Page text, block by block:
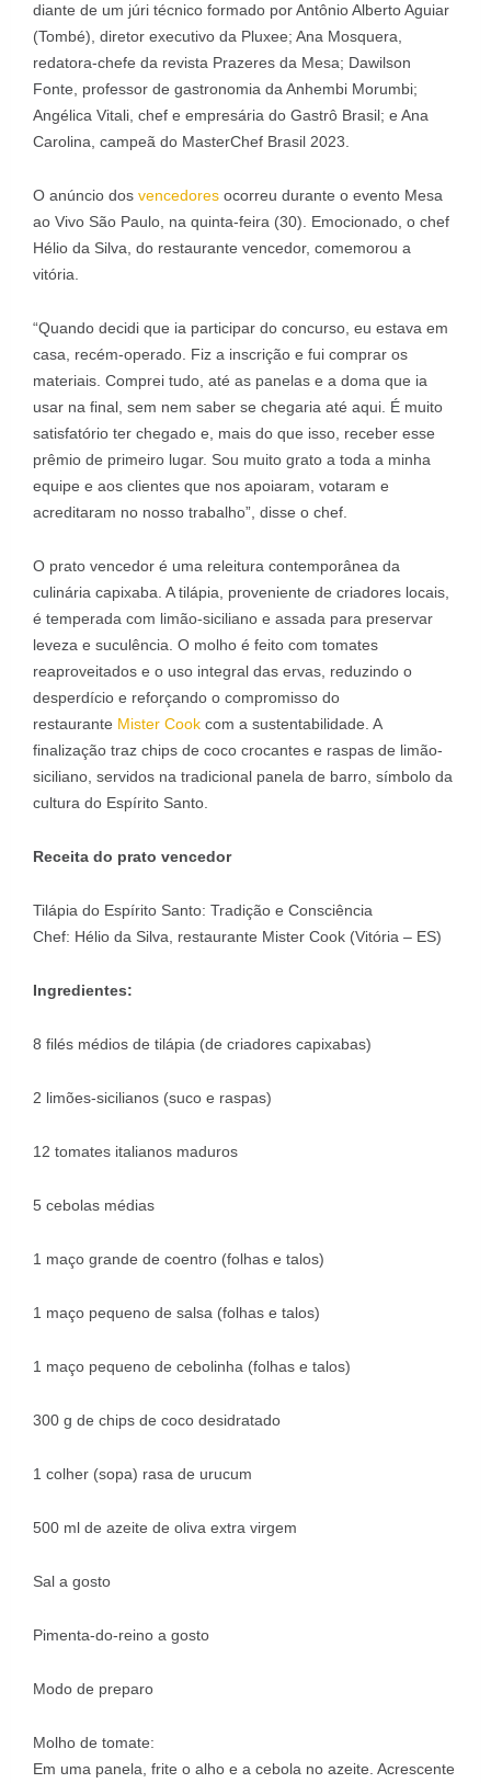
diante de um júri técnico formado por Antônio Alberto Aguiar
(Tombé), diretor executivo da Pluxee; Ana Mosquera,
redatora-chefe da revista Prazeres da Mesa; Dawilson
Fonte, professor de gastronomia da Anhembi Morumbi;
Angélica Vitali, chef e empresária do Gastrô Brasil; e Ana
Carolina, campeã do MasterChef Brasil 2023.
O anúncio dos vencedores ocorreu durante o evento Mesa
ao Vivo São Paulo, na quinta-feira (30). Emocionado, o chef
Hélio da Silva, do restaurante vencedor, comemorou a
vitória.
“Quando decidi que ia participar do concurso, eu estava em
casa, recém-operado. Fiz a inscrição e fui comprar os
materiais. Comprei tudo, até as panelas e a doma que ia
usar na final, sem nem saber se chegaria até aqui. É muito
satisfatório ter chegado e, mais do que isso, receber esse
prêmio de primeiro lugar. Sou muito grato a toda a minha
equipe e aos clientes que nos apoiaram, votaram e
acreditaram no nosso trabalho”, disse o chef.
O prato vencedor é uma releitura contemporânea da
culinária capixaba. A tilápia, proveniente de criadores locais,
é temperada com limão-siciliano e assada para preservar
leveza e suculência. O molho é feito com tomates
reaproveitados e o uso integral das ervas, reduzindo o
desperdício e reforçando o compromisso do
restaurante Mister Cook com a sustentabilidade. A
finalização traz chips de coco crocantes e raspas de limão-
siciliano, servidos na tradicional panela de barro, símbolo da
cultura do Espírito Santo.
Receita do prato vencedor
Tilápia do Espírito Santo: Tradição e Consciência
Chef: Hélio da Silva, restaurante Mister Cook (Vitória – ES)
Ingredientes:
8 filés médios de tilápia (de criadores capixabas)
2 limões-sicilianos (suco e raspas)
12 tomates italianos maduros
5 cebolas médias
1 maço grande de coentro (folhas e talos)
1 maço pequeno de salsa (folhas e talos)
1 maço pequeno de cebolinha (folhas e talos)
300 g de chips de coco desidratado
1 colher (sopa) rasa de urucum
500 ml de azeite de oliva extra virgem
Sal a gosto
Pimenta-do-reino a gosto
Modo de preparo
Molho de tomate:
Em uma panela, frite o alho e a cebola no azeite. Acrescente